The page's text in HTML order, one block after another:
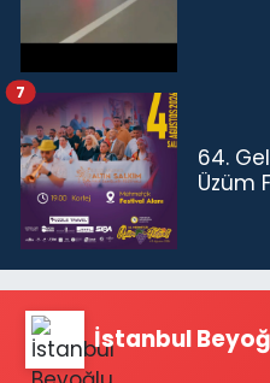
64.
Üzüm
7
İstanbul